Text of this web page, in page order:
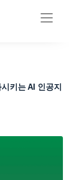
키는 AI 인공지